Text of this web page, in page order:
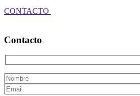
CONTACTO
Contacto